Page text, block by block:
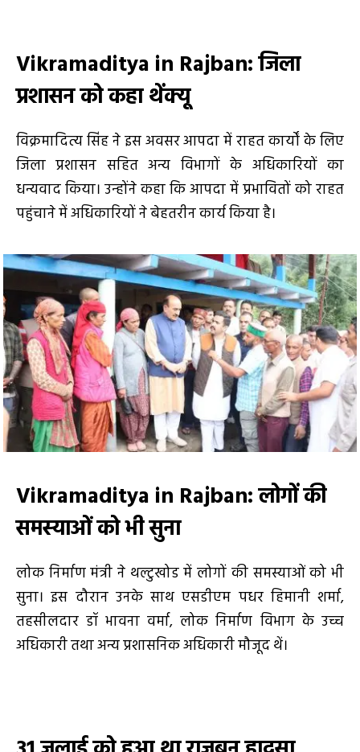
Vikramaditya in Rajban: जिला
प्रशासन को कहा थेंक्यू
विक्रमादित्य सिंह ने इस अवसर आपदा में राहत कार्यों के लिए
जिला प्रशासन सहित अन्य विभागों के अधिकारियों का
धन्यवाद किया। उन्होंने कहा कि आपदा में प्रभावितों को राहत
पहुंचाने में अधिकारियों ने बेहतरीन कार्य किया है।
Vikramaditya in Rajban: लोगों की
समस्याओं को भी सुना
लोक निर्माण मंत्री ने थल्टुखोड में लोगों की समस्याओं को भी
सुना। इस दौरान उनके साथ एसडीएम पधर हिमानी शर्मा,
तहसीलदार डॉ भावना वर्मा, लोक निर्माण विभाग के उच्च
अधिकारी तथा अन्य प्रशासनिक अधिकारी मौजूद थें।